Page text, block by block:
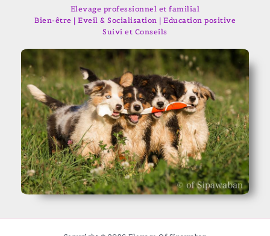
Elevage professionnel et familial
Bien-être | Eveil & Socialisation | Education positive
Suivi et Conseils